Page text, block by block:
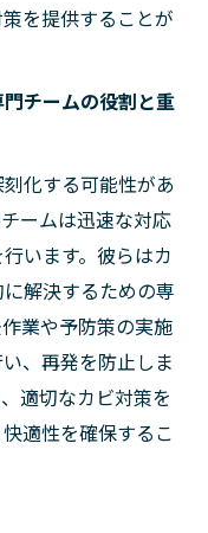
を提供することが
チームの役割と重
化する可能性があ
ームは迅速な対応
います。彼らはカ
解決するための専
業や予防策の実施
、再発を防止しま
適切なカビ対策を
適性を確保するこ